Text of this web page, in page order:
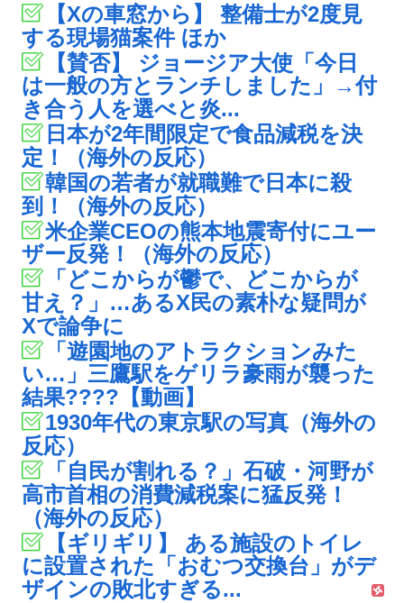
【Xの車窓から】 整備士が2度見
する現場猫案件 ほか
【賛否】 ジョージア大使「今日
は一般の方とランチしました」→付
き合う人を選べと炎...
日本が2年間限定で食品減税を決
定！（海外の反応）
韓国の若者が就職難で日本に殺
到！（海外の反応）
米企業CEOの熊本地震寄付にユー
ザー反発！（海外の反応）
「どこからが鬱で、どこからが
甘え？」…あるX民の素朴な疑問が
Xで論争に
「遊園地のアトラクションみた
い…」三鷹駅をゲリラ豪雨が襲った
結果????【動画】
1930年代の東京駅の写真（海外の
反応）
「自民が割れる？」石破・河野が
高市首相の消費減税案に猛反発！
（海外の反応）
【ギリギリ】 ある施設のトイレ
に設置された「おむつ交換台」がデ
ザインの敗北すぎる...